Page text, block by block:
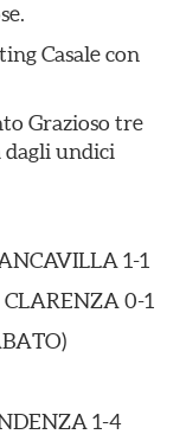
Casale con
Grazioso tre
dagli undici
1-1
0-1
1-4